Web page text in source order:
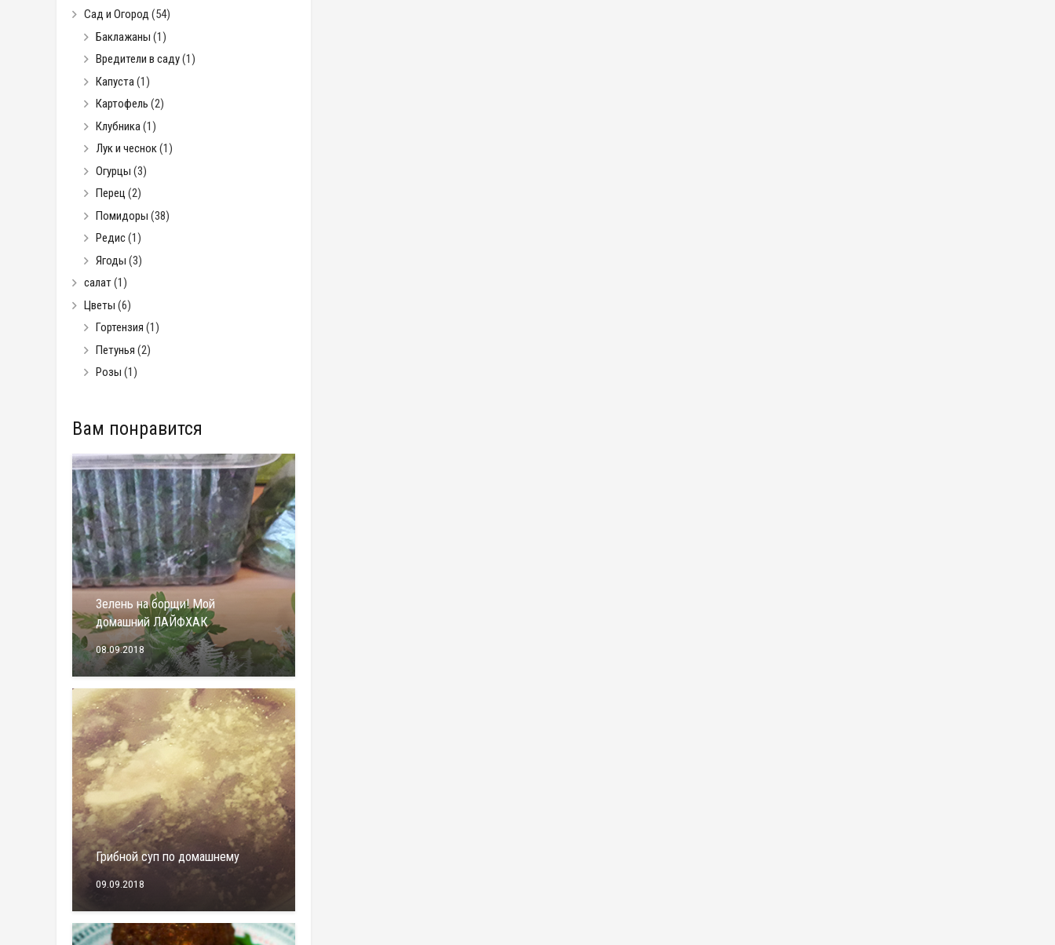
Сад и Огород (54)
Баклажаны (1)
Вредители в саду(1)
Капуста (1)
Картофель (2)
Клубника (1)
Лук и чеснок(1)
Огурцы (3)
Перец (2)
Помидоры (38)
Редис(1)
Ягоды (3)
салат(1)
Цветы (6)
Гортензия (1)
Петунья (2)
Розы (1)
Вам понравится
Зелень на борщи! Мой
домашний ЛАЙФХАК
08.09.2018
Грибной суп по домашнему
09.09.2018